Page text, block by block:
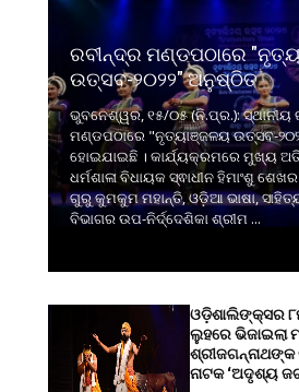
ରବୀନ୍ଦ୍ର ମଣ୍ଡପଠାରେ
ଉତ୍ସବ-୨୦୨୨" ଅନୁଷ୍ଠିତ
ଭୁବନେଶ୍ୱର, ୧୫/୦୫ (ନି.ପ୍ର.): ସ୍ଥାନୀୟ
ମଣ୍ଡପଠାରେ "ନୃତ୍ୟାଞ୍ଜଳୟ ଉତ୍ସବ-
ହୋଇଯାଇଛି । କାର୍ଯ୍ୟକ୍ରମରେ ମୁଖ୍ୟ
ଧର୍ମଶାଳା ବିଧାୟକ ସ୍ଵାଧୀନ ହିମାଂଶୁ
ଗୁରୁ କୁମକୁମ ମହାନ୍ତି, ଓଡ଼ିଆ ଭାଷା,
ବିଭାଗର ଉପ-ନିର୍ଦ୍ଦେଶିକା ଶ୍ରୀମ ...
ଓଡ଼ିଶାଲିଙ୍କ୍ସର
ଲୁହରେ ଭିଜାଇଲା
ନାଟକ ‘ଅଦୃଶ୍ୟ